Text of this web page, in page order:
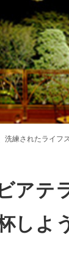
洗練されたライフ
アテ
しよ